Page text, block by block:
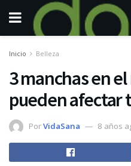
Inicio Belleza
3 manchas en
pueden afectar
PorVidaSana 8 años